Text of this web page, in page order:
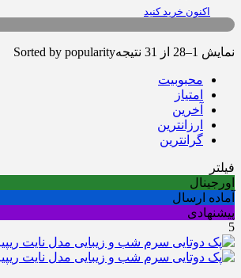
اکنون خرید کنید
نمایش 1–28 از 31 نتیجه Sorted by popularity
محبوبیت
امتیاز
آخرین
ارزانترین
گرانترین
فیلتر
اورجینال
آماده ارسال
پیشنهادی
5